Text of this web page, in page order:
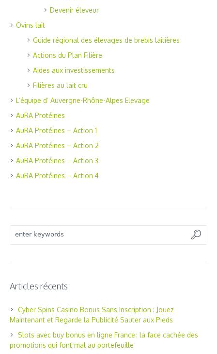
Devenir éleveur
Ovins lait
Guide régional des élevages de brebis laitières
Actions du Plan Filière
Aides aux investissements
Filières au lait cru
L’équipe d’ Auvergne-Rhône-Alpes Elevage
AuRA Protéines
AuRA Protéines – Action 1
AuRA Protéines – Action 2
AuRA Protéines – Action 3
AuRA Protéines – Action 4
Articles récents
Cyber Spins Casino Bonus Sans Inscription : Jouez
Maintenant et Regarde la Publicité Sauter aux Pieds
Slots avec buy bonus en ligne France : la face cachée des
promotions qui font mal au portefeuille